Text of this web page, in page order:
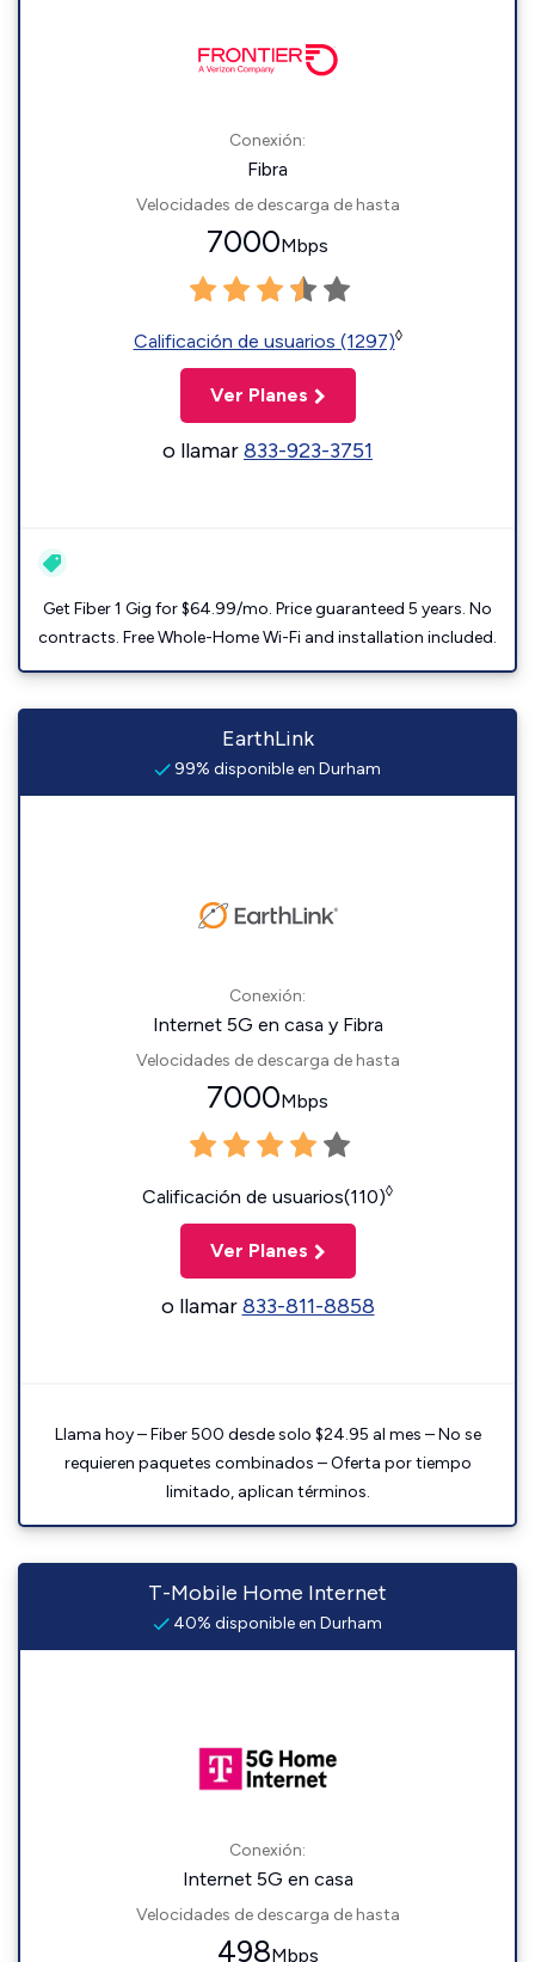
Conexión:
Fibra
Velocidades de descarga de hasta
7000Mbps
Calificación de usuarios (1297)◊
Ver Planes
o llamar833-923-3751
Get Fiber 1 Gig for $64.99/mo. Price guaranteed 5 years. No
contracts. Free Whole-Home Wi-Fi and installation included.
EarthLink
99% disponible en Durham
Conexión:
Internet 5G en casa y Fibra
Velocidades de descarga de hasta
7000Mbps
Calificación de usuarios(110)◊
Ver Planes
o llamar833-811-8858
Llama hoy – Fiber 500 desde solo $24.95 al mes – No se
requieren paquetes combinados – Oferta por tiempo
limitado, aplican términos.
T-Mobile Home Internet
40% disponible en Durham
Conexión:
Internet 5G en casa
Velocidades de descarga de hasta
498Mbps